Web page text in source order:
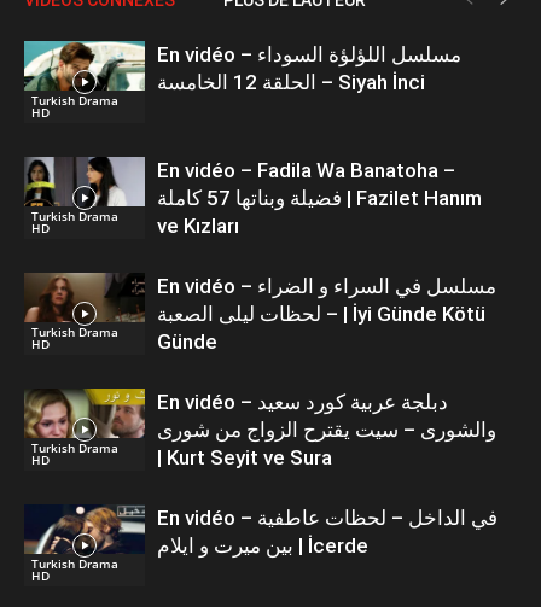
Turkish Drama
HD
En vidéo – مسلسل اللؤلؤة السوداء
الحلقة 12 الخامسة – Siyah İnci
Turkish Drama
HD
En vidéo – Fadila Wa Banatoha –
فضيلة وبناتها 57 كاملة | Fazilet Hanım
ve Kızları
Turkish Drama
HD
En vidéo – مسلسل في السراء و الضراء
– لحظات ليلى الصعبة | İyi Günde Kötü
Günde
Turkish Drama
HD
En vidéo – دبلجة عربية كورد سعيد
والشورى – سيت يقترح الزواج من شورى
| Kurt Seyit ve Sura
Turkish Drama
HD
En vidéo – في الداخل – لحظات عاطفية
بين ميرت و ايلام | İcerde